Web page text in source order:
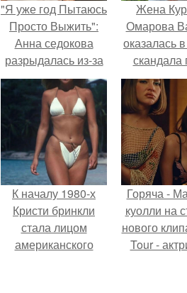
"Я уже год Пытаюсь
Просто Выжить":
Анна седокова
разрыдалась из-за
жесткой травли и
проклятий в сети.
Жена
Омарова
оказалась
скандала
визита
Марины
К началу 1980-х
Кристи бринкли
стала лицом
американского
Горяча -
куолли на
нового
Tour -